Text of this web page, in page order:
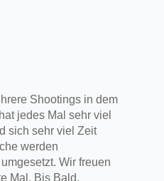
Shootings in dem
jedes Mal sehr viel
sich sehr viel Zeit
werden
Wir freuen
Mal. Bis Bald.